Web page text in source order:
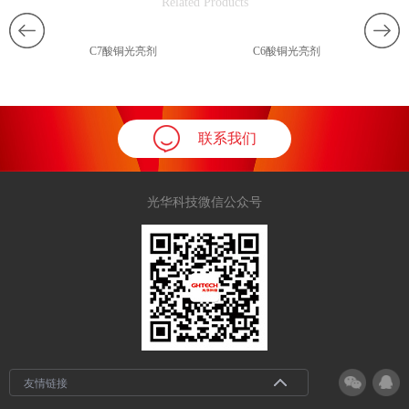
C7酸铜光亮剂 C6酸铜光亮剂
联系我们
光华科技微信公众号
友情链接